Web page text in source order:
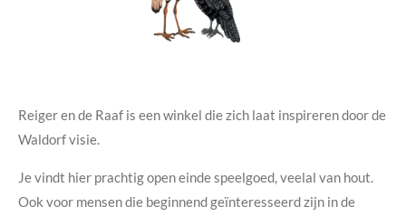
Reiger en de Raaf is een winkel die zich laat inspireren door de
Waldorf visie.
Je vindt hier prachtig open einde speelgoed, veelal van hout.
Ook voor mensen die beginnend geïnteresseerd zijn in de